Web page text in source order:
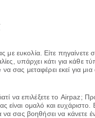
με ευκολία. Είτε πηγαίνετε
υπάρχει κάτι για κάθε
σας μεταφέρει εκεί για μια
να επιλέξετε το Airpaz;
είναι ομαλό και ευχάριστο.
να σας βοηθήσει να κάνετε